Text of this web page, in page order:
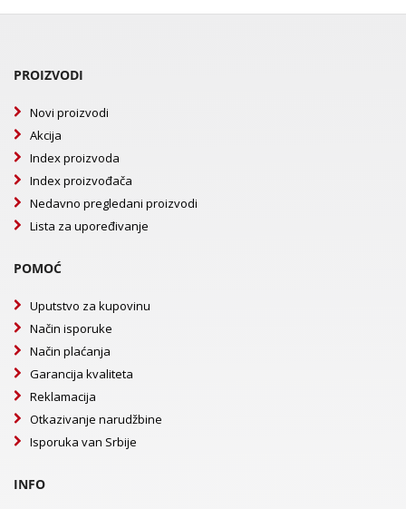
PROIZVODI
Novi proizvodi
Akcija
Index proizvoda
Index proizvođača
Nedavno pregledani proizvodi
Lista za upoređivanje
POMOĆ
Uputstvo za kupovinu
Način isporuke
Način plaćanja
Garancija kvaliteta
Reklamacija
Otkazivanje narudžbine
Isporuka van Srbije
INFO